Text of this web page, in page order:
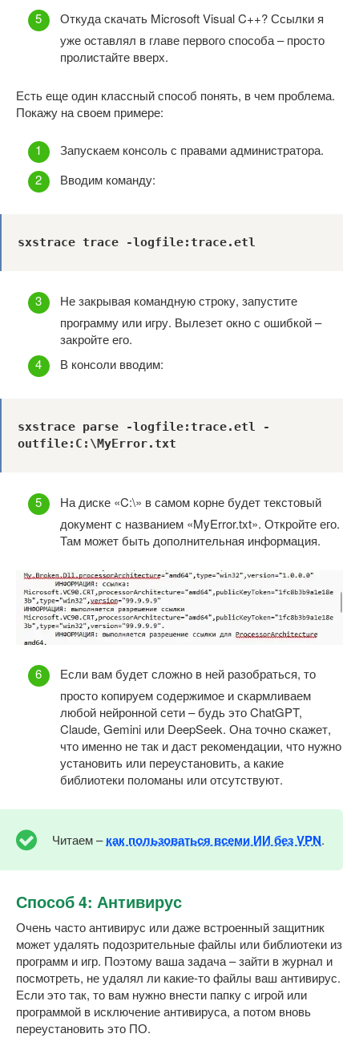
Откуда скачать Microsoft Visual C++? Ссылки я
уже оставлял в главе первого способа – просто
пролистайте вверх.
Есть еще один классный способ понять, в чем проблема.
Покажу на своем примере:
Запускаем консоль с правами администратора.
Вводим команду:
sxstrace trace -logfile:trace.etl
Не закрывая командную строку, запустите
программу или игру. Вылезет окно с ошибкой –
закройте его.
В консоли вводим:
sxstrace parse -logfile:trace.etl -
outfile:C:\MyError.txt
На диске «C:\» в самом корне будет текстовый
документ с названием «MyError.txt». Откройте его.
Там может быть дополнительная информация.
Если вам будет сложно в ней разобраться, то
просто копируем содержимое и скармливаем
любой нейронной сети – будь это ChatGPT,
Claude, Gemini или DeepSeek. Она точно скажет,
что именно не так и даст рекомендации, что нужно
установить или переустановить, а какие
библиотеки поломаны или отсутствуют.
Читаем –как пользоваться всеми ИИ без VPN.
Способ 4: Антивирус
Очень часто антивирус или даже встроенный защитник
может удалять подозрительные файлы или библиотеки из
программ и игр. Поэтому ваша задача – зайти в журнал и
посмотреть, не удалял ли какие-то файлы ваш антивирус.
Если это так, то вам нужно внести папку с игрой или
программой в исключение антивируса, а потом вновь
переустановить это ПО.